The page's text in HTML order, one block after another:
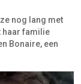
nog lang met
haar familie
Bonaire, een